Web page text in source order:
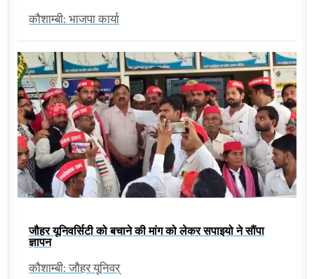
कौशाम्बी: भाजपा कार्या
जौहर यूनिवर्सिटी को बचाने की मांग को लेकर सपाइयो ने सौंपा
ज्ञापन
कौशाम्बी: जौहर यूनिवर्